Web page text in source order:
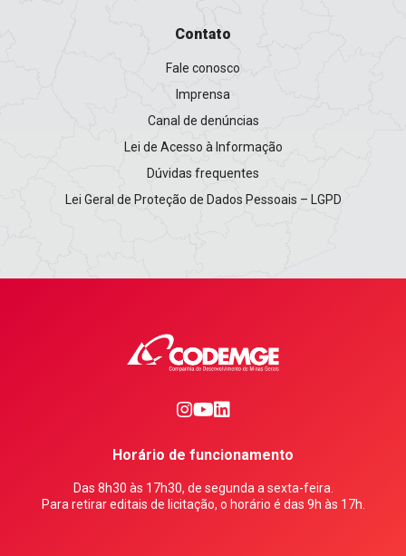
Contato
Fale conosco
Imprensa
Canal de denúncias
Lei de Acesso à Informação
Dúvidas frequentes
Lei Geral de Proteção de Dados Pessoais – LGPD
0 1 2
Horário de funcionamento
Das 8h30 às 17h30, de segunda a sexta-feira.
Para retirar editais de licitação, o horário é das 9h às 17h.